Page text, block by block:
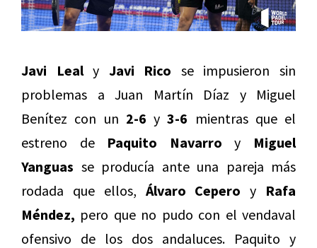
Javi Lealy Javi Rico se impusieron sin
problemas a Juan Martín Díaz y Miguel
Benítez con un 2-6 y3-6 mientras que el
estreno de Paquito Navarro y Miguel
Yanguas se producía ante una pareja más
rodada que ellos, Álvaro Cepero y Rafa
Méndez, pero que no pudo con el vendaval
ofensivo de los dos andaluces. Paquito y